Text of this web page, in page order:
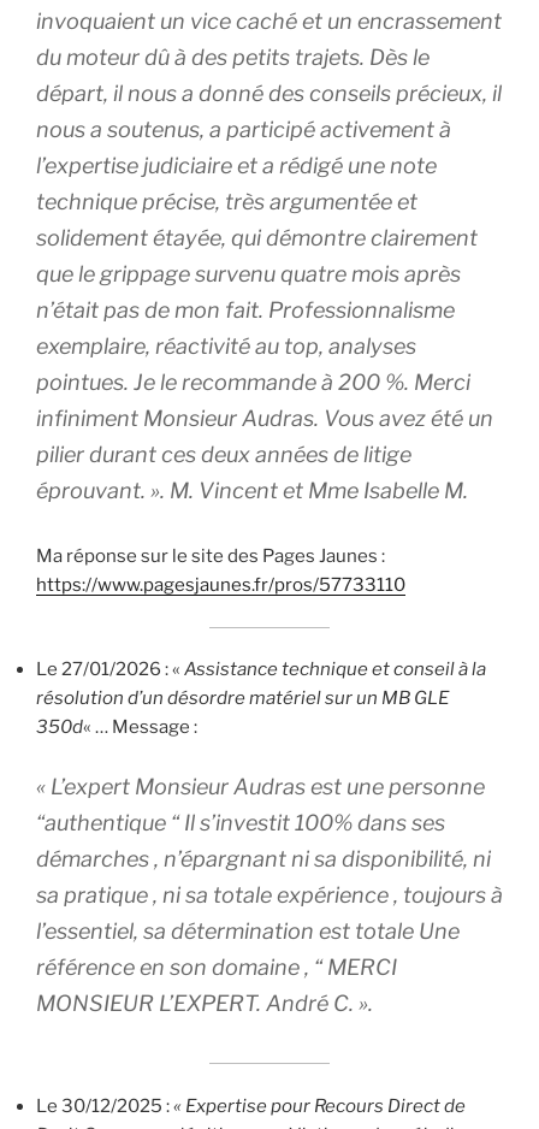
invoquaient un vice caché et un encrassement
du moteur dû à des petits trajets. Dès le
départ, il nous a donné des conseils précieux, il
nous a soutenus, a participé activement à
l’expertise judiciaire et a rédigé une note
technique précise, très argumentée et
solidement étayée, qui démontre clairement
que le grippage survenu quatre mois après
n’était pas de mon fait. Professionnalisme
exemplaire, réactivité au top, analyses
pointues. Je le recommande à 200 %. Merci
infiniment Monsieur Audras. Vous avez été un
pilier durant ces deux années de litige
éprouvant. ». M. Vincent et Mme Isabelle M.
Ma réponse sur le site des Pages Jaunes :
https://www.pagesjaunes.fr/pros/57733110
Le 27/01/2026 : « Assistance technique et conseil à la
résolution d’un désordre matériel sur un MB GLE
350d« … Message :
« L’expert Monsieur Audras est une personne
“authentique “ Il s’investit 100% dans ses
démarches , n’épargnant ni sa disponibilité, ni
sa pratique , ni sa totale expérience , toujours à
l’essentiel, sa détermination est totale Une
référence en son domaine , “ MERCI
MONSIEUR L’EXPERT. André C. ».
Le 30/12/2025 :« Expertise pour Recours Direct de